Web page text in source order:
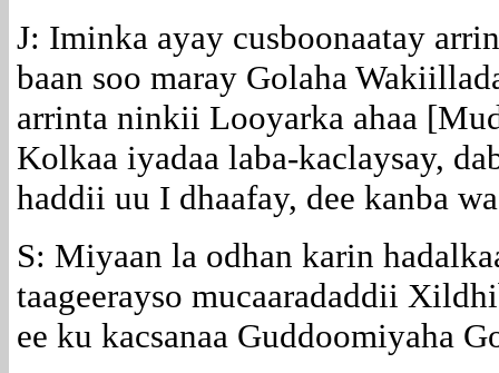
J: Iminka ayay cusboonaatay
baan soo maray Golaha
arrinta ninkii Looyarka ahaa
Kolkaa iyadaa laba-kaclaysay,
haddii uu I dhaafay, dee kanba
S: Miyaan la odhan karin
taageerayso mucaaradaddii
ee ku kacsanaa Guddoomiyaha